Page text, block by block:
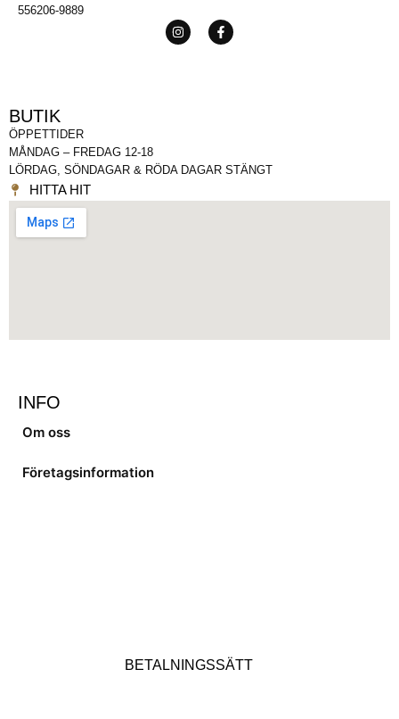
556206-9889
BUTIK
ÖPPETTIDER
MÅNDAG – FREDAG 12-18
LÖRDAG, SÖNDAGAR & RÖDA DAGAR STÄNGT
HITTA HIT
INFO
Om oss
Företagsinformation
BETALNINGSSÄTT